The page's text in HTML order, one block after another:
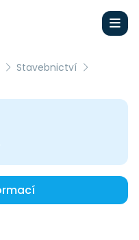
Stavebnictví